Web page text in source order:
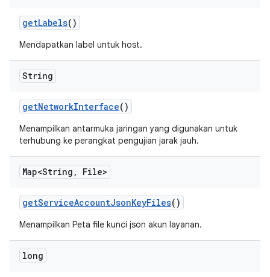
getLabels()
Mendapatkan label untuk host.
String
getNetworkInterface()
Menampilkan antarmuka jaringan yang digunakan untuk
terhubung ke perangkat pengujian jarak jauh.
Map<String , File>
getServiceAccountJsonKeyFiles()
Menampilkan Peta file kunci json akun layanan.
long